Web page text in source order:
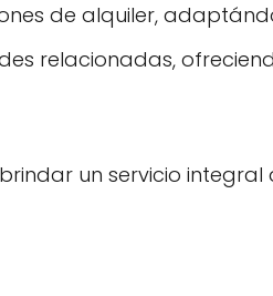
de alquiler,
relacionadas,
un servicio